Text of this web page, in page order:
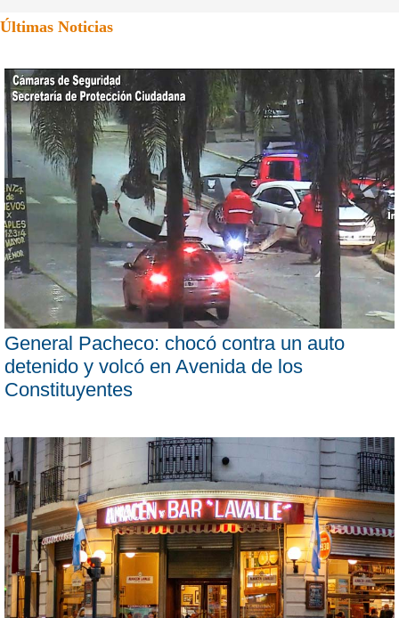
Últimas Noticias
General Pacheco: chocó contra un auto
detenido y volcó en Avenida de los
Constituyentes